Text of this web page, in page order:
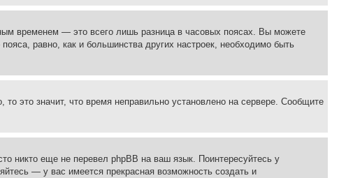
временем — это всего лишь разница в часовых поясах. Вы можете
равно, как и большинства других настроек, необходимо быть
это значит, что время неправильно установлено на сервере. Сообщите
никто еще не перевел phpBB на ваш язык. Поинтересуйтесь у
— у вас имеется прекрасная возможность создать и